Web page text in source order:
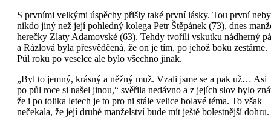
S prvními velkými úspěchy přišly také první lásky. Tou první
nikdo jiný než její pohledný kolega Petr Štěpánek (73), dnes
herečky Zlaty Adamovské (63). Tehdy tvořili vskutku nádherný
a Rázlová byla přesvědčená, že on je tím, po jehož boku zestárne.
Půl roku po veselce ale bylo všechno jinak.
„Byl to jemný, krásný a něžný muž. Vzali jsme se a pak už… Asi
po půl roce si našel jinou,“ svěřila nedávno a z jejích slov bylo
že i po tolika letech je to pro ni stále velice bolavé téma. To však
nečekala, že její druhé manželství bude mít ještě bolestnější dohru.